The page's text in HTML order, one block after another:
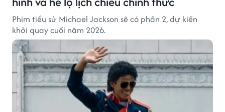
Phim tiểu sử Michael Jackson sẽ có phần 2, dự kiến
khởi quay cuối năm 2026.